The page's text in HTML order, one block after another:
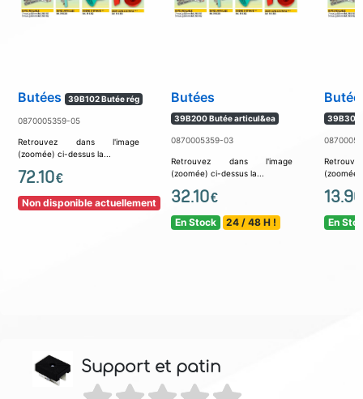
Butées 39B102 Butée rég
0870005359-05
Retrouvez dans l'image
(zoomée) ci-dessus la...
72.10€
Non disponible actuellement
Butées
39B200 Butée articul&ea
0870005359-03
Retrouvez dans l'image
(zoomée) ci-dessus la...
32.10€
En Stock 24 / 48 H !
39B303
13.90
En
Support et patin